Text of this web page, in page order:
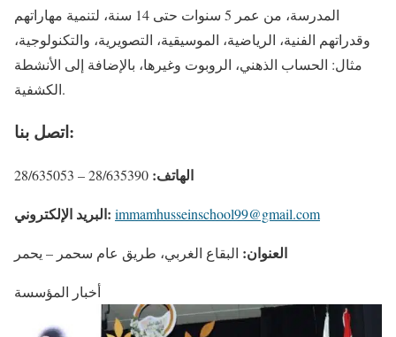
المدرسة، من عمر 5 سنوات حتى 14 سنة، لتنمية مهاراتهم
وقدراتهم الفنية، الرياضية، الموسيقية، التصويرية، والتكنولوجية،
مثال: الحساب الذهني، الروبوت وغيرها، بالإضافة إلى الأنشطة
الكشفية.
اتصل بنا:
الهاتف: 28/635390 – 28/635053
البريد الإلكتروني: immamhusseinschool99@gmail.com
العنوان: البقاع الغربي، طريق عام سحمر – يحمر
أخبار المؤسسة